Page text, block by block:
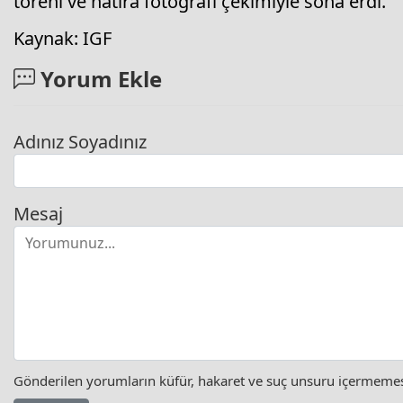
Kaynak: IGF
Yorum Ekle
Adınız Soyadınız
Mesaj
Gönderilen yorumların küfür, hakaret ve suç unsuru